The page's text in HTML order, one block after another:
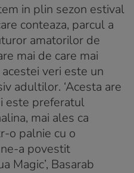
in plin sezon estival
conteaza, parcul a
amatorilor de
mai de care mai
veri este un
adultilor. ‘Acesta are
este preferatul
mai ales ca
o palnie cu o
a povestit
Magic’, Basarab